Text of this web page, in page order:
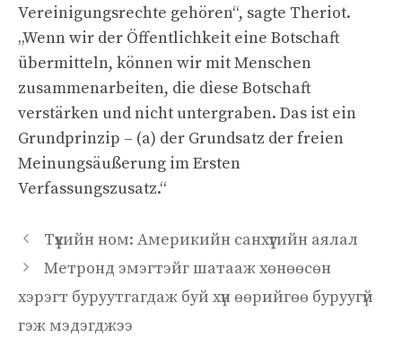
Vereinigungsrechte gehören“, sagte Theriot.
„Wenn wir der Öffentlichkeit eine Botschaft
übermitteln, können wir mit Menschen
zusammenarbeiten, die diese Botschaft
verstärken und nicht untergraben. Das ist ein
Grundprinzip – (a) der Grundsatz der freien
Meinungsäußerung im Ersten
Verfassungszusatz.“
Түүхийн ном: Америкийн санхүүгийн аялал
Метронд эмэгтэйг шатааж хөнөөсөн
хэрэгт буруутгагдаж буй хүн өөрийгөө буруугүй
гэж мэдэгджээ